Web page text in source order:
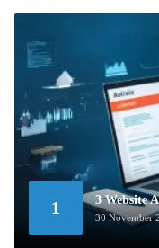
1 3 Website
30 November